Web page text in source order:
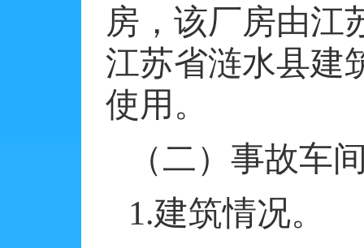
房，该厂房由江
江苏省涟水县建
使用。
（二）事故车
1.建筑情况。